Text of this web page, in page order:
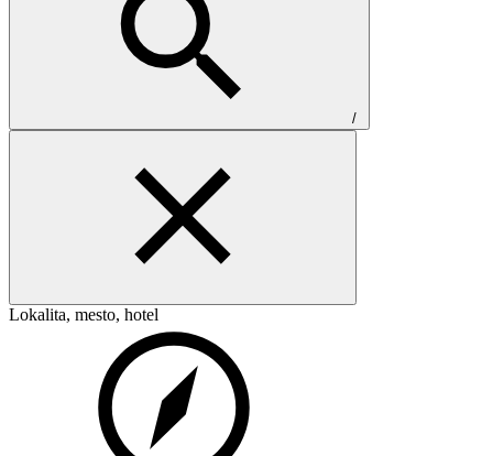
/
Lokalita, mesto, hotel